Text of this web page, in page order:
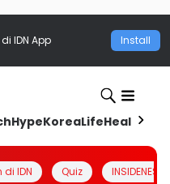
IDN App Install
HypeKoreaLifeHealth
di IDN Quiz INSIDENESIA